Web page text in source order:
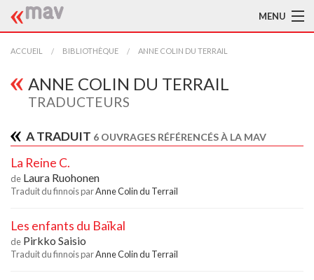
MENU
ACCUEIL
LA MAV
BIBLIOTHÈQUE
TRADUCTEURS
AIDE À LA TRADUCTION
À L'AFFICHE
ACCUEIL BIBLIOTHÈQUE ANNE COLIN DU TERRAIL
ANNE COLIN DU TERRAIL
TRADUCTEURS
A TRADUIT 6 OUVRAGES RÉFÉRENCÉS À LA MAV
La Reine C.
de Laura Ruohonen
Traduit du finnois parAnne Colin du Terrail
Les enfants du Baïkal
de Pirkko Saisio
Traduit du finnois parAnne Colin du Terrail